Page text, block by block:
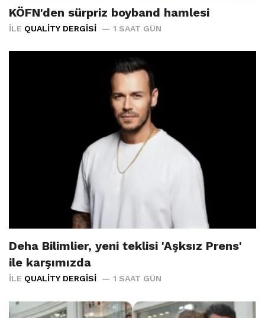
KÖFN'den sürpriz boyband hamlesi
İLE QUALITY DERGISI 1 SAAT GÜN
Deha Bilimlier, yeni teklisi 'Aşksız Prens'
ile karşımızda
İLE QUALITY DERGISI 1 SAAT GÜN